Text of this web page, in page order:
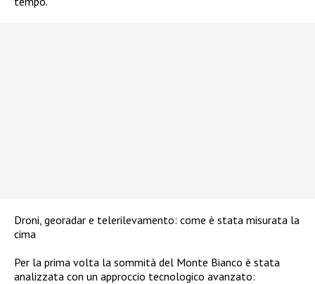
Droni, georadar e telerilevamento: come è stata misurata la
cima
Per la prima volta la sommità del Monte Bianco è stata
analizzata con un approccio tecnologico avanzato: